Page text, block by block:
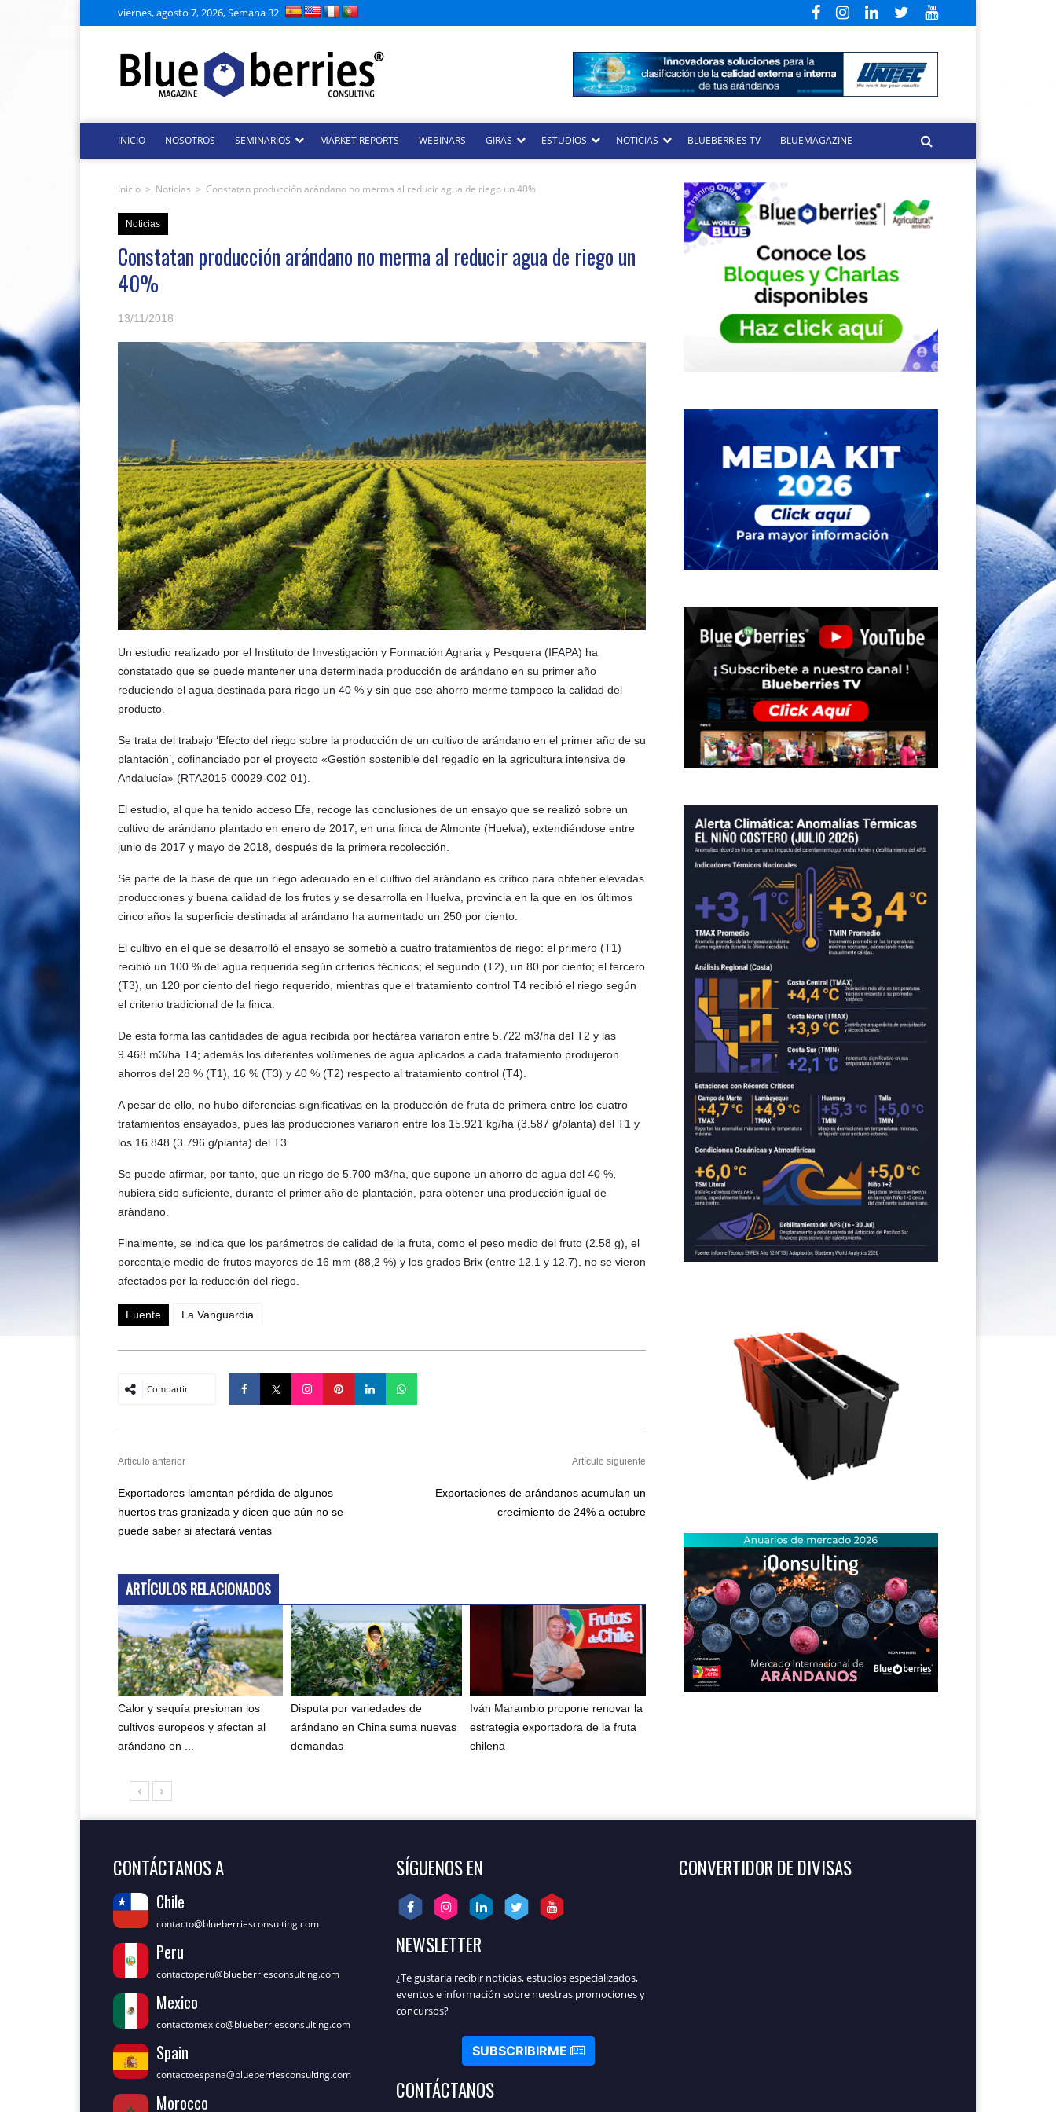
viernes, agosto 7, 2026, Semana 32
INICIO NOSOTROS SEMINARIOS MARKET REPORTS WEBINARS GIRAS ESTUDIOS NOTICIAS BLUEBERRIES TV BLUEMAGAZINE
Inicio > Noticias > Constatan producción arándano no merma al reducir agua de riego un 40%
Noticias
Constatan producción arándano no merma al reducir agua de riego un
40%
13/11/2018
Un estudio realizado por el Instituto de Investigación y Formación Agraria y Pesquera (IFAPA) ha
constatado que se puede mantener una determinada producción de arándano en su primer año
reduciendo el agua destinada para riego un 40 % y sin que ese ahorro merme tampoco la calidad del
producto.
Se trata del trabajo ‘Efecto del riego sobre la producción de un cultivo de arándano en el primer año de su
plantación’, cofinanciado por el proyecto «Gestión sostenible del regadío en la agricultura intensiva de
Andalucía» (RTA2015-00029-C02-01).
El estudio, al que ha tenido acceso Efe, recoge las conclusiones de un ensayo que se realizó sobre un
cultivo de arándano plantado en enero de 2017, en una finca de Almonte (Huelva), extendiéndose entre
junio de 2017 y mayo de 2018, después de la primera recolección.
Se parte de la base de que un riego adecuado en el cultivo del arándano es crítico para obtener elevadas
producciones y buena calidad de los frutos y se desarrolla en Huelva, provincia en la que en los últimos
cinco años la superficie destinada al arándano ha aumentado un 250 por ciento.
El cultivo en el que se desarrolló el ensayo se sometió a cuatro tratamientos de riego: el primero (T1)
recibió un 100 % del agua requerida según criterios técnicos; el segundo (T2), un 80 por ciento; el tercero
(T3), un 120 por ciento del riego requerido, mientras que el tratamiento control T4 recibió el riego según
el criterio tradicional de la finca.
De esta forma las cantidades de agua recibida por hectárea variaron entre 5.722 m3/ha del T2 y las
9.468 m3/ha T4; además los diferentes volúmenes de agua aplicados a cada tratamiento produjeron
ahorros del 28 % (T1), 16 % (T3) y 40 % (T2) respecto al tratamiento control (T4).
A pesar de ello, no hubo diferencias significativas en la producción de fruta de primera entre los cuatro
tratamientos ensayados, pues las producciones variaron entre los 15.921 kg/ha (3.587 g/planta) del T1 y
los 16.848 (3.796 g/planta) del T3.
Se puede afirmar, por tanto, que un riego de 5.700 m3/ha, que supone un ahorro de agua del 40 %,
hubiera sido suficiente, durante el primer año de plantación, para obtener una producción igual de
arándano.
Finalmente, se indica que los parámetros de calidad de la fruta, como el peso medio del fruto (2.58 g), el
porcentaje medio de frutos mayores de 16 mm (88,2 %) y los grados Brix (entre 12.1 y 12.7), no se vieron
afectados por la reducción del riego.
Fuente La Vanguardia
Compartir
Articulo anterior
Exportadores lamentan pérdida de algunos
huertos tras granizada y dicen que aún no se
puede saber si afectará ventas
Artículo siguiente
Exportaciones de arándanos acumulan un
crecimiento de 24% a octubre
ARTÍCULOS RELACIONADOS
Calor y sequía presionan los
cultivos europeos y afectan al
arándano en ...
Disputa por variedades de
arándano en China suma nuevas
demandas
Iván Marambio propone renovar la
estrategia exportadora de la fruta
chilena
CONTÁCTANOS A
Chile
contacto@blueberriesconsulting.com
Peru
contactoperu@blueberriesconsulting.com
Mexico
contactomexico@blueberriesconsulting.com
Spain
contactoespana@blueberriesconsulting.com
Morocco
SÍGUENOS EN
NEWSLETTER
¿Te gustaría recibir noticias, estudios especializados,
eventos e información sobre nuestras promociones y
concursos?
SUBSCRIBIRME
CONTÁCTANOS
CONVERTIDOR DE DIVISAS